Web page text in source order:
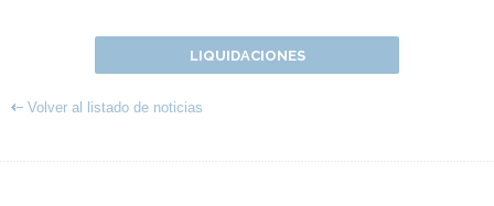
LIQUIDACIONES
Volver al listado de noticias